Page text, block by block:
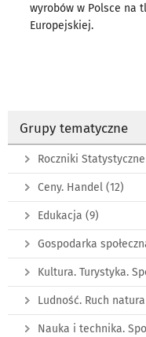
wyrobów w Polsce na
Europejskiej.
Grupy tematyczne
Roczniki Statystyczne
Ceny. Handel (12)
Edukacja (9)
Gospodarka
Kultura. Turystyka.
Ludność. Ruch
Nauka i technika.